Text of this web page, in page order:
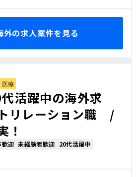
外の求人案件を見る
医療
代活躍中の海外求
リレーション職 /
！
歓迎 未経験者歓迎 20代活躍中